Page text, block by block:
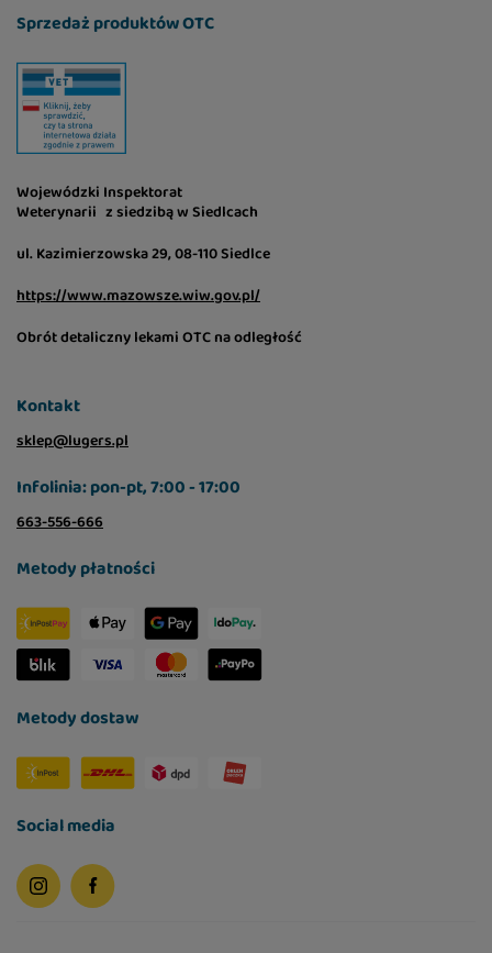
Sprzedaż produktów OTC
Wojewódzki Inspektorat
Weterynarii z siedzibą w Siedlcach
ul. Kazimierzowska 29, 08-110 Siedlce
https://www.mazowsze.wiw.gov.pl/
Obrót detaliczny lekami OTC na odległość
Kontakt
sklep@lugers.pl
Infolinia: pon-pt, 7:00 - 17:00
663-556-666
Metody płatności
Metody dostaw
Social media